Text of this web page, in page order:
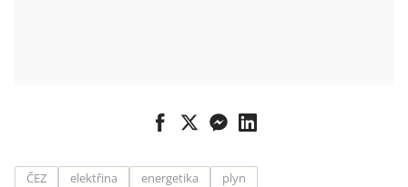
ČEZ elektřina energetika plyn